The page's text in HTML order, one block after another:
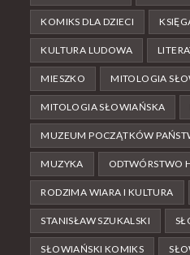
KOMIKS DLA DZIECI
KULTURA LUDOWA
MIESZKO MITOLOGIA
MITOLOGIA SŁOWIAŃSKA
MUZEUM POCZĄTKÓW
MUZYKA ODTWÓRSTWO
RODZIMA WIARA I KULTURA
STANISŁAW SZUKALSKI
SŁOWIAŃSKI KOMIKS